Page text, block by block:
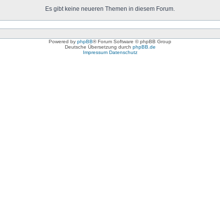
Es gibt keine neueren Themen in diesem Forum.
Powered by phpBB® Forum Software © phpBB Group
Deutsche Übersetzung durch phpBB.de
Impressum Datenschutz